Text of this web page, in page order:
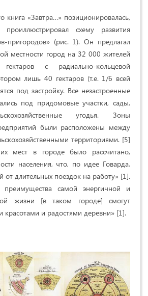
книга «Завтра…» позиционировалась,
схему развития
пригородов» (рис. 1). Он предлагал
местности город на 32 000 жителей
с радиально-кольцевой
лишь 40 гектаров (т.е. 1/6 всей
под застройку. Все незастроенные
под придомовые участки, сады,
угодья. Зоны
были расположены между
территориями. [5]
мест в городе было рассчитано,
населения, что, по идее Говарда,
от длительных поездок на работу» [1].
преимущества самой энергичной и
жизни [в таком городе] смогут
красотами и радостями деревни» [1].